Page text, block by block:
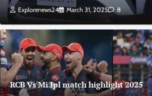
Explorenews24 March 31, 2025 8
RCB Vs Mi Ipl match highlight 2025